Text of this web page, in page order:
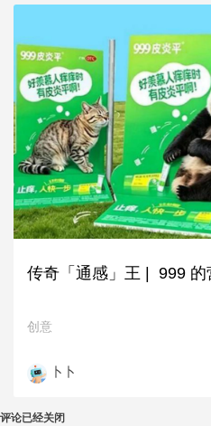
传奇「通感」王 | 999 的
创意
卜卜
评论已经关闭